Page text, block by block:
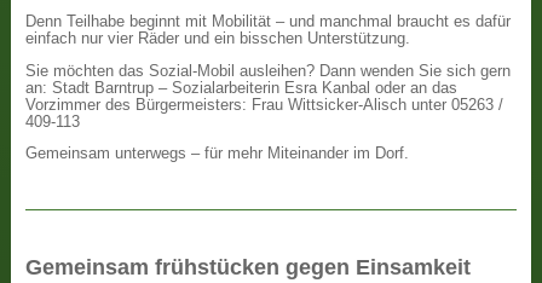
Denn Teilhabe beginnt mit Mobilität – und manchmal braucht es dafür
einfach nur vier Räder und ein bisschen Unterstützung.
Sie möchten das Sozial-Mobil ausleihen? Dann wenden Sie sich gern
an: Stadt Barntrup – Sozialarbeiterin Esra Kanbal oder an das
Vorzimmer des Bürgermeisters: Frau Wittsicker-Alisch unter 05263 /
409-113
Gemeinsam unterwegs – für mehr Miteinander im Dorf.
Gemeinsam frühstücken gegen Einsamkeit